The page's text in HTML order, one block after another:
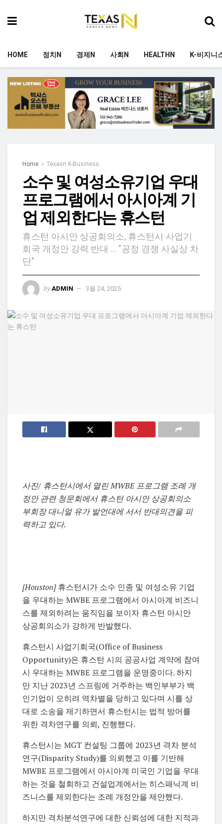
HOME 정치N 경제N 사회N HEALTHN K-비지니
Home Texasn K-Business
소수 및 여성소유기업 우대
프로그램에서 아시아계 기
업 제외한다는 휴스턴
휴스턴 아시안 상공회의소, 휴스턴시 사업기
회국 개정안 강력 반대 ... "공정 경쟁 사실상 차
단"
by ADMIN 3월 24, 2025
사진/ 휴스턴시에서 열린 MWBE 프로그램 조례 개
정안 관련 청문회에서 휴스턴 아시안 상공회의소
부회장 대니얼 유가 발언대에 서서 반대의견을 피
력하고 있다.
[Houston]휴스턴시가 소수 인종 및 여성소유 기업
을 우대하는 MWBE 프로그램에서 아시아계 비즈니
스를 제외하려는 움직임을 보이자 휴스턴 아시안
상공회의소가 강하게 반발했다.
휴스턴시 사업기회국(Office of Business
Opportunity)은 휴스턴 시의 공공사업 계약에 참여
시 우대하는 MWBE 프로그램을 운영중이다. 하지
만 지난 2023년 스프링에 거주하는 백인부부가 백
인기업이 오히려 역차별을 당하고 있다며 시를 상
대로 소송을 제기하면서 휴스턴시는 법적 방어를
위한 격차연구를 의뢰, 진행했다.
휴스턴시는 MGT 컨설팅 그룹에 2023년 격차 분석
연구(Disparity Study)를 의뢰했고 이를 기반해
MWBE 프로그램에서 아시아계 미국인 기업을 우대
하는 것을 철회하고 건설업계에서는 히스패닉계 비
즈니스를 제외한다는 조례 개정안을 제안했다.
하지만 격차분석연구에 대한 신뢰성에 대한 지적과